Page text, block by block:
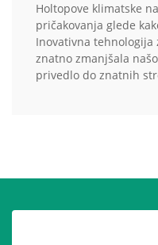
Holtopove klimatske
pričakovanja glede
Inovativna
znatno zmanjšala
privedlo do znatnih